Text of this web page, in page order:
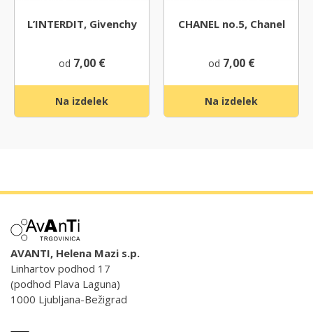
L’INTERDIT, Givenchy
od 7,00 €
Na izdelek
CHANEL no.5, Chanel
od 7,00 €
Na izdelek
AVANTI, Helena Mazi s.p.
Linhartov podhod 17
(podhod Plava Laguna)
1000 Ljubljana-Bežigrad